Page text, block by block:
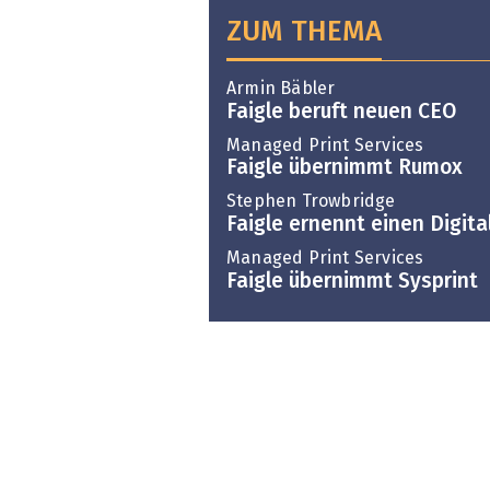
ZUM THEMA
Armin Bäbler
Faigle beruft neuen CEO
Managed Print Services
Faigle übernimmt Rumox
Stephen Trowbridge
Faigle ernennt einen
Managed Print Services
Faigle übernimmt Sysprint